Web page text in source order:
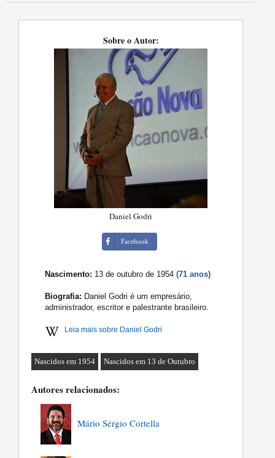
Sobre o Autor:
Daniel Godri
Facebook
Nascimento: 13 de outubro de 1954(71 anos)
Biografia: Daniel Godri é um empresário,
administrador, escritor e palestrante brasileiro.
Leia mais sobre Daniel Godri
Nascidos em 1954 Nascidos em 13 de Outubro
Autores relacionados:
Mário Sérgio Cortella